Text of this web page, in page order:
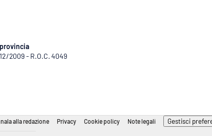
2009 - R.O.C. 4049
alla redazione Privacy Cookie policy Note legali Gestisci